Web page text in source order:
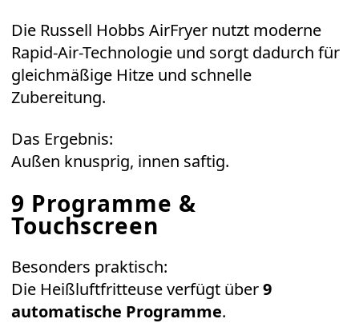
Die Russell Hobbs AirFryer nutzt moderne
Rapid-Air-Technologie und sorgt dadurch für
gleichmäßige Hitze und schnelle
Zubereitung.
Das Ergebnis:
Außen knusprig, innen saftig.
9 Programme &
Touchscreen
Besonders praktisch:
Die Heißluftfritteuse verfügt über9
automatische Programme.